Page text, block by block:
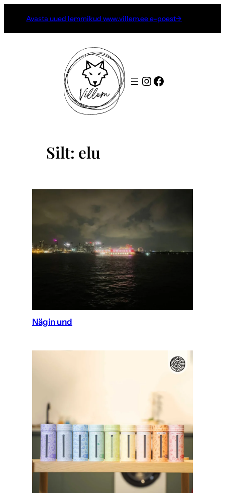
Avasta uued lemmikud www.villem.ee e-poest→
InstagramFacebook
Silt: elu
Nägin und